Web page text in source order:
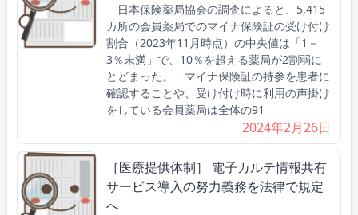
日本保険薬局協会の調査によると、5,415
カ所の会員薬局でのマイナ保険証の受け付け
割合（2023年11月時点）の中央値は「1－
3％未満」で、10％を超える薬局が2割弱に
とどまった。 マイナ保険証の持参を患者に
確認することや、受け付け時に利用の声掛け
をしている会員薬局は全体の91
2024年2月26日
［医療提供体制］ 電子カルテ情報共有
サービス導入の努力義務を法律で規定
へ